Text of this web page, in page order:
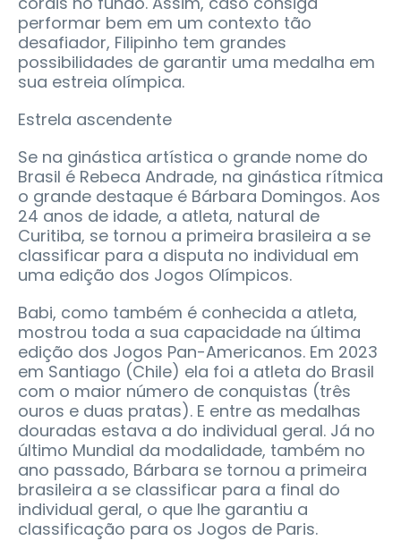
performar bem em um contexto tão
desafiador, Filipinho tem grandes
possibilidades de garantir uma medalha em
sua estreia olímpica.
Estrela ascendente
Se na ginástica artística o grande nome do
Brasil é Rebeca Andrade, na ginástica rítmica
o grande destaque é Bárbara Domingos. Aos
24 anos de idade, a atleta, natural de
Curitiba, se tornou a primeira brasileira a se
classificar para a disputa no individual em
uma edição dos Jogos Olímpicos.
Babi, como também é conhecida a atleta,
mostrou toda a sua capacidade na última
edição dos Jogos Pan-Americanos. Em 2023
em Santiago (Chile) ela foi a atleta do Brasil
com o maior número de conquistas (três
ouros e duas pratas). E entre as medalhas
douradas estava a do individual geral. Já no
último Mundial da modalidade, também no
ano passado, Bárbara se tornou a primeira
brasileira a se classificar para a final do
individual geral, o que lhe garantiu a
classificação para os Jogos de Paris.